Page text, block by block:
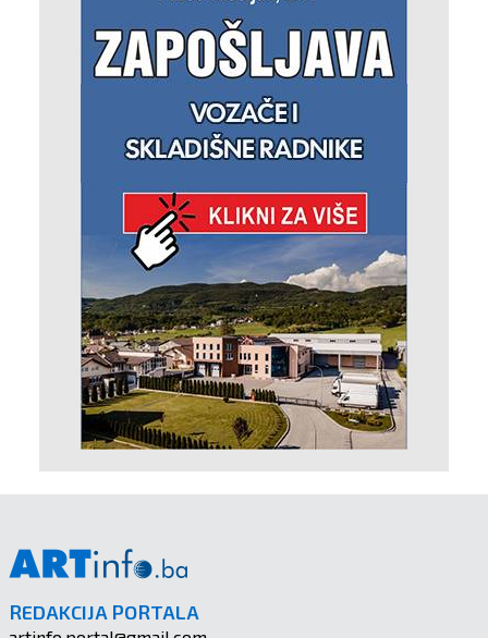
REDAKCIJA PORTALA